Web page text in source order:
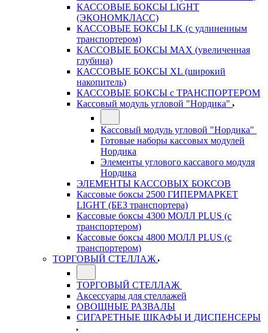
КАССОВЫЕ БОКСЫ LIGHT
(ЭКОНОМКЛАСС)
КАССОВЫЕ БОКСЫ LK (с удлиненным
транспортером)
КАССОВЫЕ БОКСЫ MAX (увеличенная
глубина)
КАССОВЫЕ БОКСЫ XL (широкий
накопитель)
КАССОВЫЕ БОКСЫ с ТРАНСПОРТЕРОМ
Кассовый модуль угловой "Нордика"
Кассовый модуль угловой "Нордика"
Готовые наборы кассовых модулей
Нордика
Элементы углового кассавого модуля
Нордика
ЭЛЕМЕНТЫ КАССОВЫХ БОКСОВ
Кассовые боксы 2500 ГИПЕРМАРКЕТ
LIGHT (БЕЗ транспортера)
Кассовые боксы 4300 МОЛЛ PLUS (с
транспортером)
Кассовые боксы 4800 МОЛЛ PLUS (с
транспортером)
ТОРГОВЫЙ СТЕЛЛАЖ
ТОРГОВЫЙ СТЕЛЛАЖ
Аксессуары для стеллажей
ОВОЩНЫЕ РАЗВАЛЫ
СИГАРЕТНЫЕ ШКАФЫ И ДИСПЕНСЕРЫ